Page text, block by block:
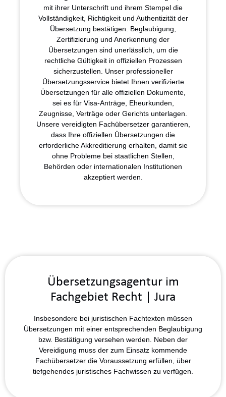
mit ihrer Unterschrift und ihrem Stempel die
Vollständigkeit, Richtigkeit und Authentizität der
Übersetzung bestätigen. Beglaubigung,
Zertifizierung und Anerkennung der
Übersetzungen sind unerlässlich, um die
rechtliche Gültigkeit in offiziellen Prozessen
sicherzustellen. Unser professioneller
Übersetzungsservice bietet Ihnen verifizierte
Übersetzungen für alle offiziellen Dokumente,
sei es für Visa-Anträge, Eheurkunden,
Zeugnisse, Verträge oder Gerichts unterlagen.
Unsere vereidigten Fachübersetzer garantieren,
dass Ihre offiziellen Übersetzungen die
erforderliche Akkreditierung erhalten, damit sie
ohne Probleme bei staatlichen Stellen,
Behörden oder internationalen Institutionen
akzeptiert werden.
Übersetzungsagentur im
Fachgebiet Recht | Jura
Insbesondere bei juristischen Fachtexten müssen
Übersetzungen mit einer entsprechenden Beglaubigung
bzw. Bestätigung versehen werden. Neben der
Vereidigung muss der zum Einsatz kommende
Fachübersetzer die Voraussetzung erfüllen, über
tiefgehendes juristisches Fachwissen zu verfügen.